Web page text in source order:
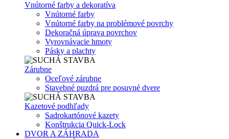
Vnútorné farby a dekoratíva
Vnútorné farby
Vnútorné farby na problémové povrchy
Dekoračná úprava povrchov
Vyrovnávacie hmoty
Pásky a plachty
Zárubne
Oceľové zárubne
Stavebné puzdrá pre posuvné dvere
Kazetové podhľady
Sadrokartónové kazety
Konštrukcia Quick-Lock
DVOR A ZÁHRADA